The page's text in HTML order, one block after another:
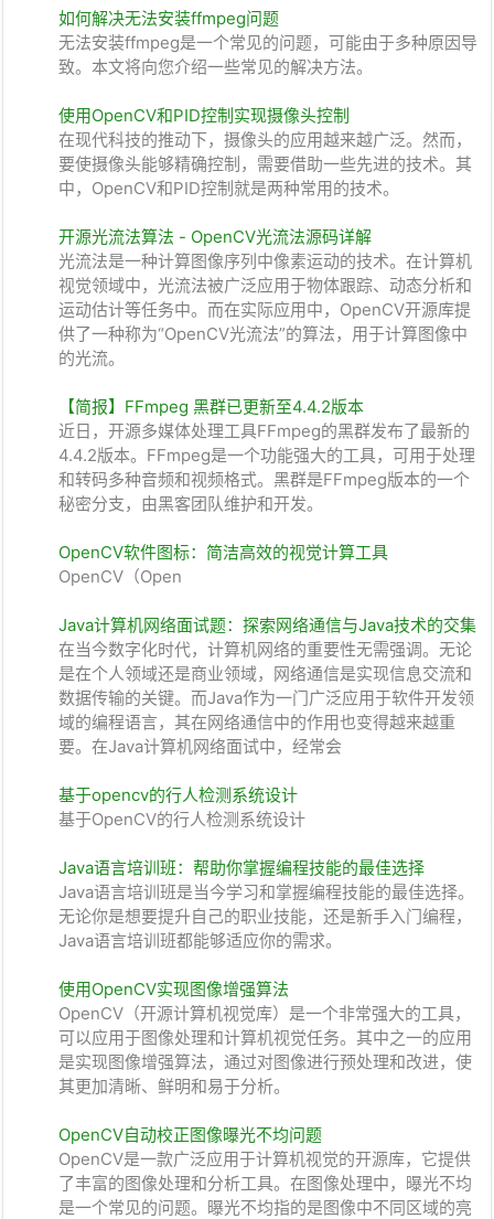
如何解决无法安装ffmpeg问题
无法安装ffmpeg是一个常见的问题，可能由于多种原因导
致。本文将向您介绍一些常见的解决方法。
使用OpenCV和PID控制实现摄像头控制
在现代科技的推动下，摄像头的应用越来越广泛。然而，
要使摄像头能够精确控制，需要借助一些先进的技术。其
中，OpenCV和PID控制就是两种常用的技术。
开源光流法算法 - OpenCV光流法源码详解
光流法是一种计算图像序列中像素运动的技术。在计算机
视觉领域中，光流法被广泛应用于物体跟踪、动态分析和
运动估计等任务中。而在实际应用中，OpenCV开源库提
供了一种称为“OpenCV光流法”的算法，用于计算图像中
的光流。
【简报】FFmpeg 黑群已更新至4.4.2版本
近日，开源多媒体处理工具FFmpeg的黑群发布了最新的
4.4.2版本。FFmpeg是一个功能强大的工具，可用于处理
和转码多种音频和视频格式。黑群是FFmpeg版本的一个
秘密分支，由黑客团队维护和开发。
OpenCV软件图标：简洁高效的视觉计算工具
OpenCV（Open
Java计算机网络面试题：探索网络通信与Java技术的交集
在当今数字化时代，计算机网络的重要性无需强调。无论
是在个人领域还是商业领域，网络通信是实现信息交流和
数据传输的关键。而Java作为一门广泛应用于软件开发领
域的编程语言，其在网络通信中的作用也变得越来越重
要。在Java计算机网络面试中，经常会
基于opencv的行人检测系统设计
基于OpenCV的行人检测系统设计
Java语言培训班：帮助你掌握编程技能的最佳选择
Java语言培训班是当今学习和掌握编程技能的最佳选择。
无论你是想要提升自己的职业技能，还是新手入门编程，
Java语言培训班都能够适应你的需求。
使用OpenCV实现图像增强算法
OpenCV（开源计算机视觉库）是一个非常强大的工具，
可以应用于图像处理和计算机视觉任务。其中之一的应用
是实现图像增强算法，通过对图像进行预处理和改进，使
其更加清晰、鲜明和易于分析。
OpenCV自动校正图像曝光不均问题
OpenCV是一款广泛应用于计算机视觉的开源库，它提供
了丰富的图像处理和分析工具。在图像处理中，曝光不均
是一个常见的问题。曝光不均指的是图像中不同区域的亮